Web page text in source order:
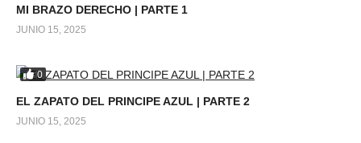
MI BRAZO DERECHO | PARTE 1
JUNIO 15, 2025
0
EL ZAPATO DEL PRINCIPE AZUL | PARTE 2
JUNIO 15, 2025